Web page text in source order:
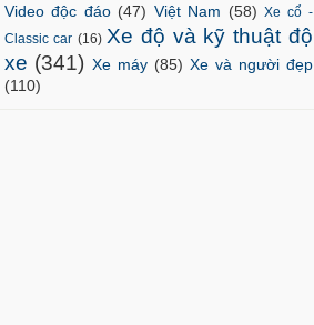
Video độc đáo (47) Việt Nam (58) Xe cổ -
Classic car (16) Xe độ và kỹ thuật độ
xe (341) Xe máy (85) Xe và người đẹp
(110)